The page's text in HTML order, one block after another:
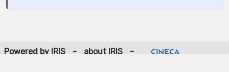
Powered by IRIS - about IRIS
-